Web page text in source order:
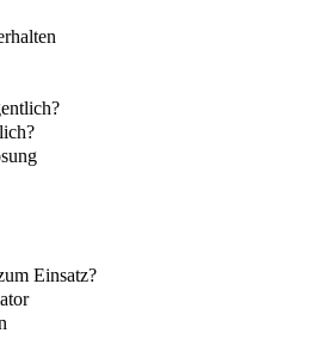
Einsatz?